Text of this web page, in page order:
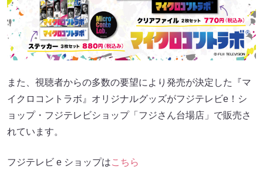
また、視聴者からの多数の要望により発売が決定した『マ
イクロコントラボ』オリジナルグッズがフジテレビe！シ
ョップ・フジテレビショップ「フジさん台場店」で販売さ
れています。
フジテレビ e ショップはこちら